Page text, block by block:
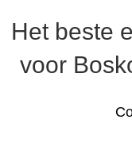
Het beste
voor